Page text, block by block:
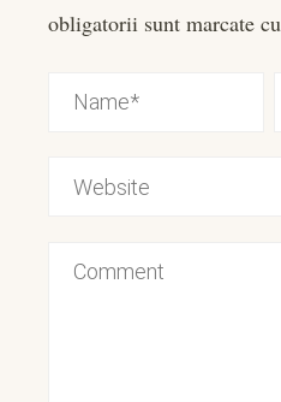
obligatorii sunt marcate cu